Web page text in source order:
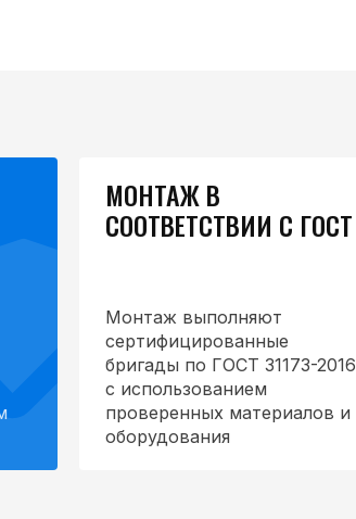
МОНТАЖ В
СООТВЕТСТВИИ С ГОСТ
Монтаж выполняют
сертифицированные
бригады по ГОСТ 31173-2016
с использованием
проверенных материалов и
оборудования